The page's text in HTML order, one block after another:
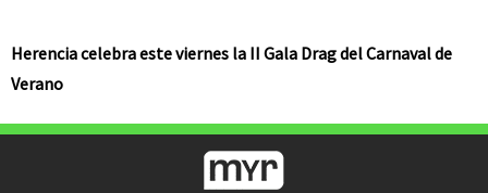
Herencia celebra este viernes la II Gala Drag del Carnaval de
Verano